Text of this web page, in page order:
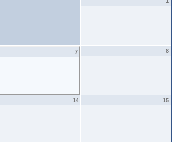
7 8
14 15